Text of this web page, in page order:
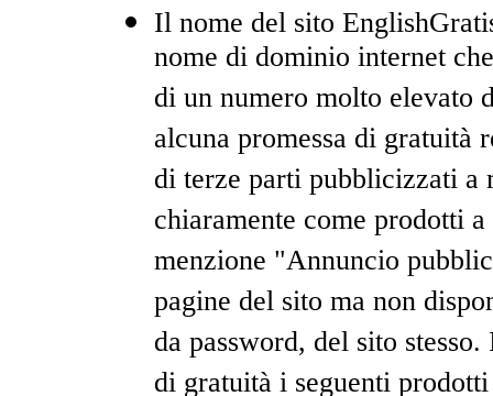
Il nome del sito
nome di dominio internet
di un numero molto elevato
alcuna promessa di gratuità
di terze parti pubblicizzati a
chiaramente come prodotti
menzione "Annuncio
pagine del sito ma non
da password, del sito
di gratuità i seguenti